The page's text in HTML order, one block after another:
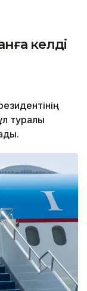
келді
туралы